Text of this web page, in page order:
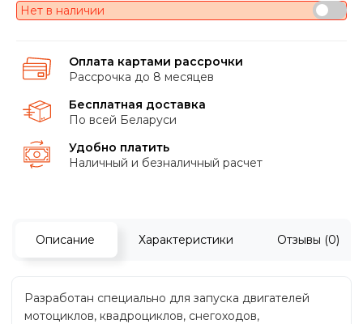
Нет в наличии
Оплата картами рассрочки
Рассрочка до 8 месяцев
Бесплатная доставка
По всей Беларуси
Удобно платить
Наличный и безналичный расчет
Описание Характеристики Отзывы (0)
Разработан специально для запуска двигателей
мотоциклов, квадроциклов, снегоходов,